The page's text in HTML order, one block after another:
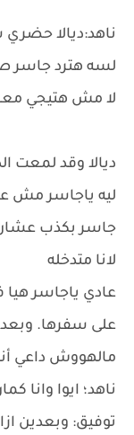
ناهد:ديالا حضري
لسه هترد جاسر
لا مش هتيجي
ديالا وقد لمعت
ليه ياجاسر مش
جاسر بكذب
لانا متدخله
عادي ياجاسر
على سفرها.
مالهووش داعي
ناهد؛ ايوا وانا
توفيق: وبعدين